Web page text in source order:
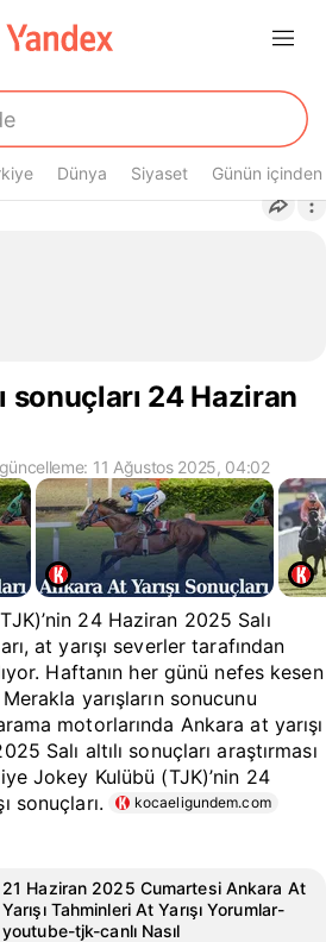
Dünya Siyaset Günün içinden
sonuçları 24 Haziran
11 Ağustos 2025, 04:02
24 Haziran 2025 Salı
at yarışı severler tarafından
Haftanın her günü nefes kesen
yarışların sonucunu
motorlarında Ankara at yarışı
Salı altılı sonuçları araştırması
Jokey Kulübü (TJK)’nin 24
sonuçları.
kocaeligundem.com
21 Haziran 2025 Cumartesi Ankara At
Yarışı Tahminleri At Yarışı Yorumlar-
youtube-tjk-canlı Nasıl